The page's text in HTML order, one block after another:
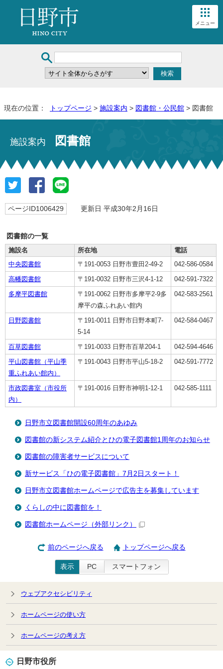
メニュー
現在の位置： トップページ > 施設案内 > 図書館・公民館 > 図書館
施設案内 図書館
ページID1006429 更新日 平成30年2月16日
図書館の一覧
施設名
所在地
電話
中央図書館
〒191-0053 日野市豊田2-49-2
042-586-0584
高幡図書館
〒191-0032 日野市三沢4-1-12
042-591-7322
多摩平図書館
〒191-0062 日野市多摩平2-9多
摩平の森ふれあい館内
042-583-2561
日野図書館
〒191-0011 日野市日野本町7-
5-14
042-584-0467
百草図書館 〒191-0033 日野市百草204-1
042-594-4646
平山図書館（平山季
重ふれあい館内）
〒191-0043 日野市平山5-18-2 042-591-7772
市政図書室（市役所
内）
〒191-0016 日野市神明1-12-1 042-585-1111
日野市立図書館開設60周年のあゆみ
図書館の新システム紹介とひの電子図書館1周年のお知らせ
図書館の障害者サービスについて
新サービス「ひの電子図書館」7月2日スタート！
日野市立図書館ホームページで広告主を募集しています
くらしの中に図書館を！
図書館ホームページ （外部リンク）
前のページへ戻る トップページへ戻る
表示 PC スマートフォン
ウェブアクセシビリティ
ホームページの使い方
ホームページの考え方
日野市役所